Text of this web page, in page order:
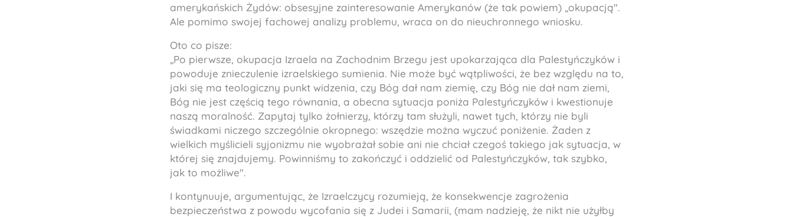
amerykańskich Żydów: obsesyjne zainteresowanie Amerykanów (że tak powiem) „okupacją".
Ale pomimo swojej fachowej analizy problemu, wraca on do nieuchronnego wniosku.
Oto co pisze:
„Po pierwsze, okupacja Izraela na Zachodnim Brzegu jest upokarzająca dla Palestyńczyków i
powoduje znieczulenie izraelskiego sumienia. Nie może być wątpliwości, że bez względu na to,
jaki się ma teologiczny punkt widzenia, czy Bóg dał nam ziemię, czy Bóg nie dał nam ziemi,
Bóg nie jest częścią tego równania, a obecna sytuacja poniża Palestyńczyków i kwestionuje
naszą moralność. Zapytaj tylko żołnierzy, którzy tam służyli, nawet tych, którzy nie byli
świadkami niczego szczególnie okropnego: wszędzie można wyczuć poniżenie. Żaden z
wielkich myślicieli syjonizmu nie wyobrażał sobie ani nie chciał czegoś takiego jak sytuacja, w
której się znajdujemy. Powinniśmy to zakończyć i oddzielić od Palestyńczyków, tak szybko,
jak to możliwe".
I kontynuuje, argumentując, że Izraelczycy rozumieją, że konsekwencje zagrożenia
bezpieczeństwa z powodu wycofania się z Judei i Samarii, (mam nadzieję, że nikt nie użyłby